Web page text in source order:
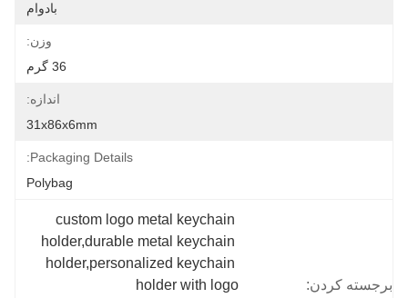
بادوام
وزن:
36 گرم
اندازه:
31x86x6mm
Packaging Details:
Polybag
برجسته کردن:
custom logo metal keychain
holder,durable metal keychain
holder,personalized keychain
holder with logo